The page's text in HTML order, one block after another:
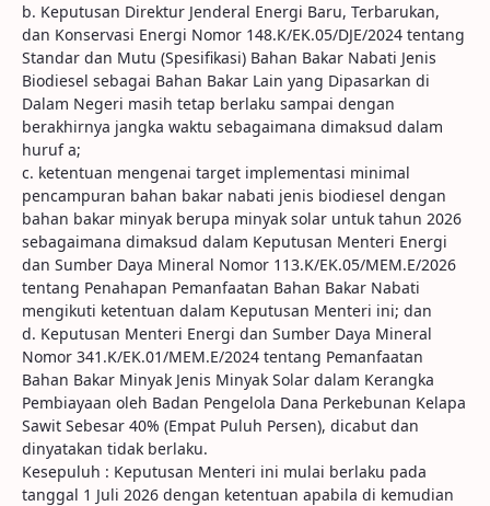
b. Keputusan Direktur Jenderal Energi Baru, Terbarukan,
dan Konservasi Energi Nomor 148.K/EK.05/DJE/2024 tentang
Standar dan Mutu (Spesifikasi) Bahan Bakar Nabati Jenis
Biodiesel sebagai Bahan Bakar Lain yang Dipasarkan di
Dalam Negeri masih tetap berlaku sampai dengan
berakhirnya jangka waktu sebagaimana dimaksud dalam
huruf a;
c. ketentuan mengenai target implementasi minimal
pencampuran bahan bakar nabati jenis biodiesel dengan
bahan bakar minyak berupa minyak solar untuk tahun 2026
sebagaimana dimaksud dalam Keputusan Menteri Energi
dan Sumber Daya Mineral Nomor 113.K/EK.05/MEM.E/2026
tentang Penahapan Pemanfaatan Bahan Bakar Nabati
mengikuti ketentuan dalam Keputusan Menteri ini; dan
d. Keputusan Menteri Energi dan Sumber Daya Mineral
Nomor 341.K/EK.01/MEM.E/2024 tentang Pemanfaatan
Bahan Bakar Minyak Jenis Minyak Solar dalam Kerangka
Pembiayaan oleh Badan Pengelola Dana Perkebunan Kelapa
Sawit Sebesar 40% (Empat Puluh Persen), dicabut dan
dinyatakan tidak berlaku.
Kesepuluh : Keputusan Menteri ini mulai berlaku pada
tanggal 1 Juli 2026 dengan ketentuan apabila di kemudian